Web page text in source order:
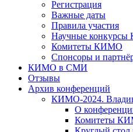
Регистрация
Важные даты
Правила участия
Научные
Комитеты КИМО
Спонсоры и
КИМО в СМИ
Отзывы
Архив конференций
КИМО-2024.
О
Комитеты